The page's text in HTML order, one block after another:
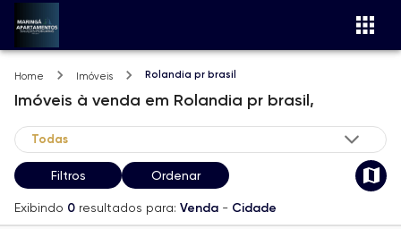
Home Imóveis Rolandia pr brasil
Imóveis à venda em Rolandia pr brasil,
Filtros Ordenar
Exibindo 0 resultados para: Venda - Cidade